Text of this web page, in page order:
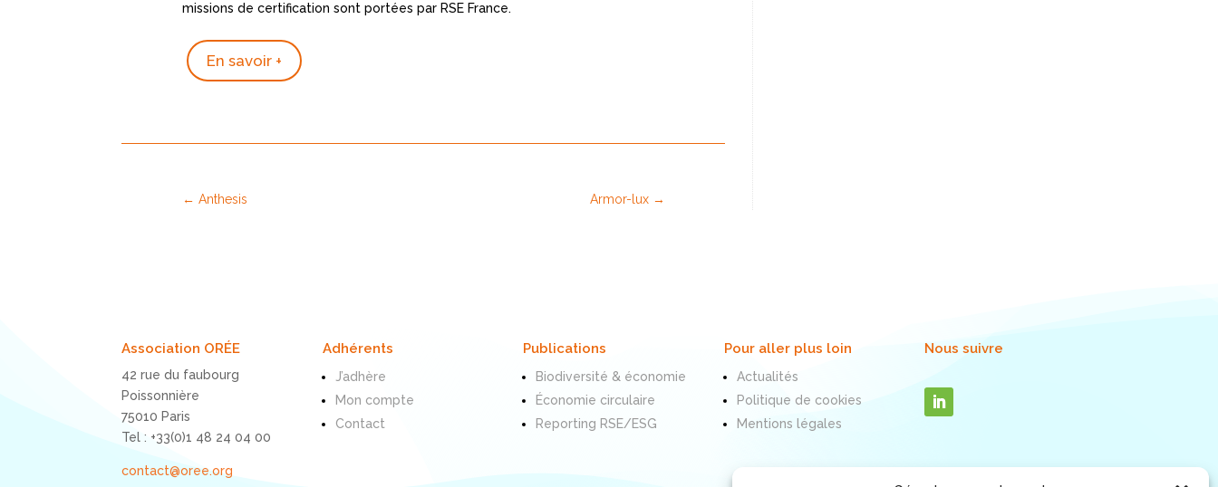
missions de certification sont portées par RSE France.
En savoir +
←Anthesis Armor-lux→
Association ORÉE
42 rue du faubourg
Poissonnière
75010 Paris
Tel : +33(0)1 48 24 04 00
contact@oree.org
Adhérents
J’adhère
Mon compte
Contact
Publications
Biodiversité & économie
Économie circulaire
Reporting RSE/ESG
Pour aller plus loin
Actualités
Politique de cookies
Mentions légales
Nous suivre